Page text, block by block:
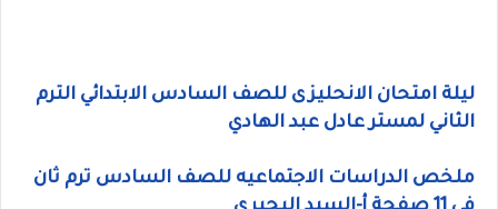
ليلة امتحان الانحليزى للصف السادس الابتدائي الترم
الثاني لمستر عادل عبد الهادي
ملخص الدراسات الاجتماعيه للصف السادس ترم ثان